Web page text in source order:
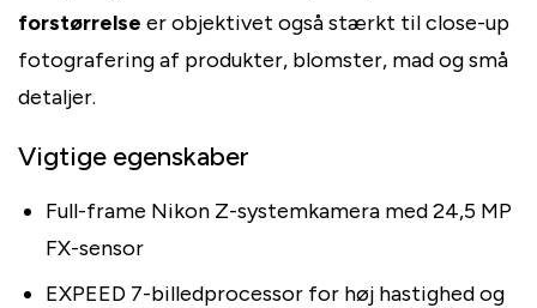
forstørrelse er objektivet også stærkt til close-up
fotografering af produkter, blomster, mad og små
detaljer.
Vigtige egenskaber
Full-frame Nikon Z-systemkamera med 24,5 MP
FX-sensor
EXPEED 7-billedprocessor for høj hastighed og